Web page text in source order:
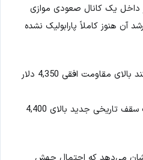
داخل یک کانال صعودی موازی
آن هنوز کاملاً پارابولیک نشده
در حال حاضر، طلا تلاش می‌کند بالای مقاومت افقی 4,350 دلار
در صورت موفقیت، امکان ثبت سقف تاریخی جدید بالای 4,400